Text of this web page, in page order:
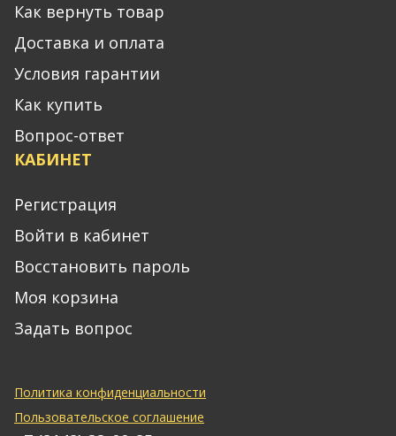
Как вернуть товар
Доставка и оплата
Условия гарантии
Как купить
Вопрос-ответ
КАБИНЕТ
Регистрация
Войти в кабинет
Восстановить пароль
Моя корзина
Задать вопрос
Политика конфиденциальности
Пользовательское соглашение